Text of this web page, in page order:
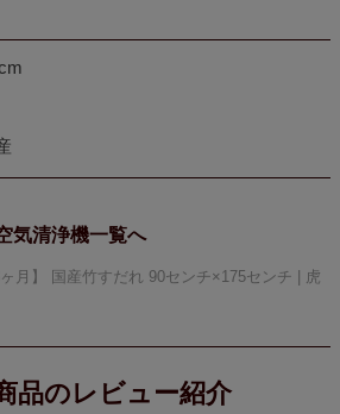
気清浄機
月】 国産竹すだれ 90センチ×175センチ | 虎